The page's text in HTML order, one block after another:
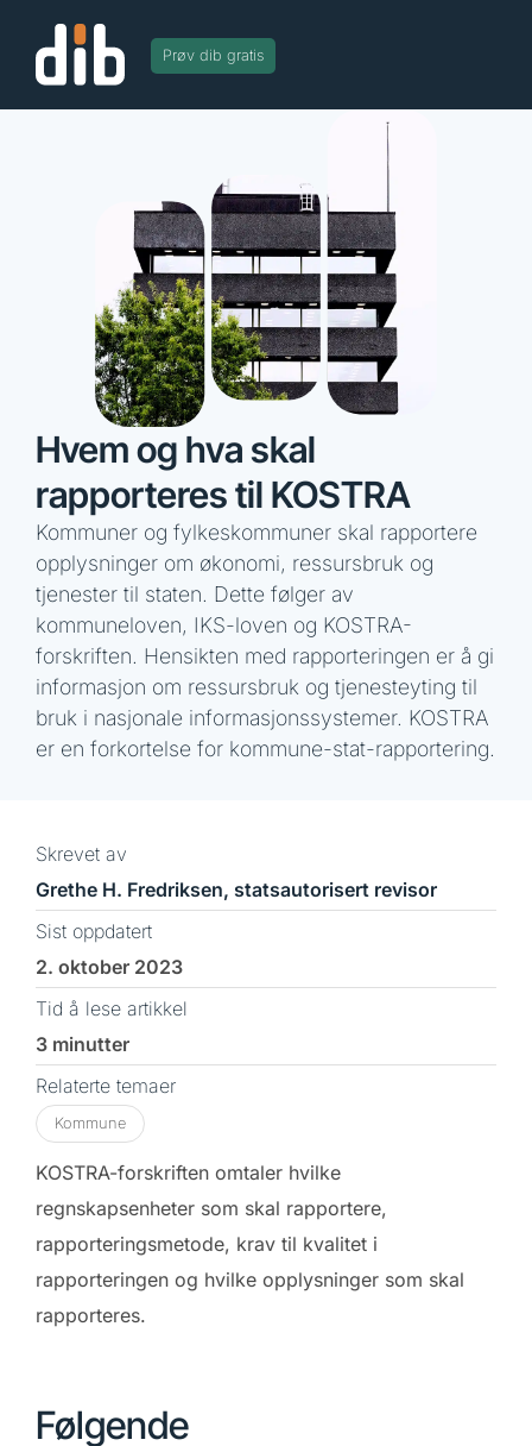
Prøv dib gratis
Hvem og hva skal
rapporteres til KOSTRA
Kommuner og fylkeskommuner skal rapportere
opplysninger om økonomi, ressursbruk og
tjenester til staten. Dette følger av
kommuneloven, IKS-loven og KOSTRA-
forskriften. Hensikten med rapporteringen er å gi
informasjon om ressursbruk og tjenesteyting til
bruk i nasjonale informasjonssystemer. KOSTRA
er en forkortelse for kommune-stat-rapportering.
Skrevet av
Grethe H. Fredriksen, statsautorisert revisor
Sist oppdatert
2. oktober 2023
Tid å lese artikkel
3 minutter
Relaterte temaer
Kommune
KOSTRA-forskriften omtaler hvilke
regnskapsenheter som skal rapportere,
rapporteringsmetode, krav til kvalitet i
rapporteringen og hvilke opplysninger som skal
rapporteres.
Følgende